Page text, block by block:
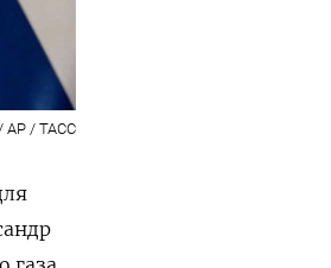
AP / ТАСС